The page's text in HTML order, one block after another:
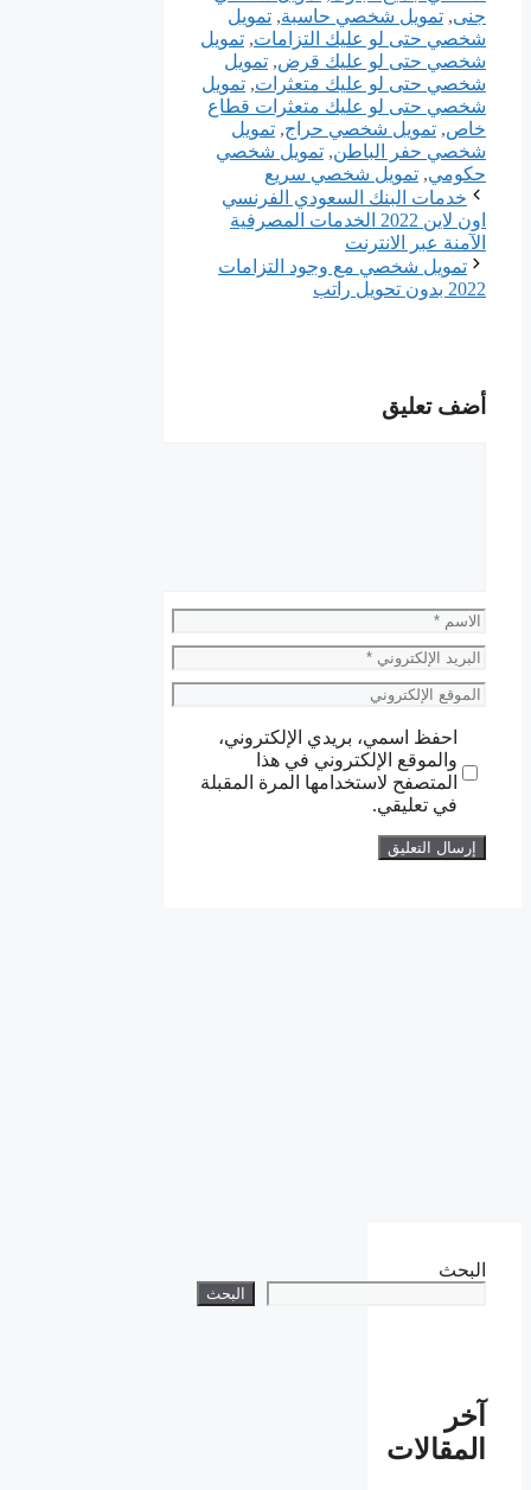
جنى, تمويل شخصي حاسبة, تمويل
شخصي حتى لو عليك التزامات, تمويل
شخصي حتى لو عليك قرض, تمويل
شخصي حتى لو عليك متعثرات, تمويل
شخصي حتى لو عليك متعثرات قطاع
خاص, تمويل شخصي حراج, تمويل
شخصي حفر الباطن, تمويل شخصي
حكومي, تمويل شخصي سريع
خدمات البنك السعودي الفرنسي
اون لاين 2022 الخدمات المصرفية
الآمنة عبر الانترنت
تمويل شخصي مع وجود التزامات
2022 بدون تحويل راتب
أضف تعليق
الاسم
البريد
الإلكتروني
الموقع
احفظ اسمي، بريدي الإلكتروني،
والموقع الإلكتروني في هذا
المتصفح لاستخدامها المرة المقبلة
في تعليقي.
البحث
البحث
آخر
المقالات